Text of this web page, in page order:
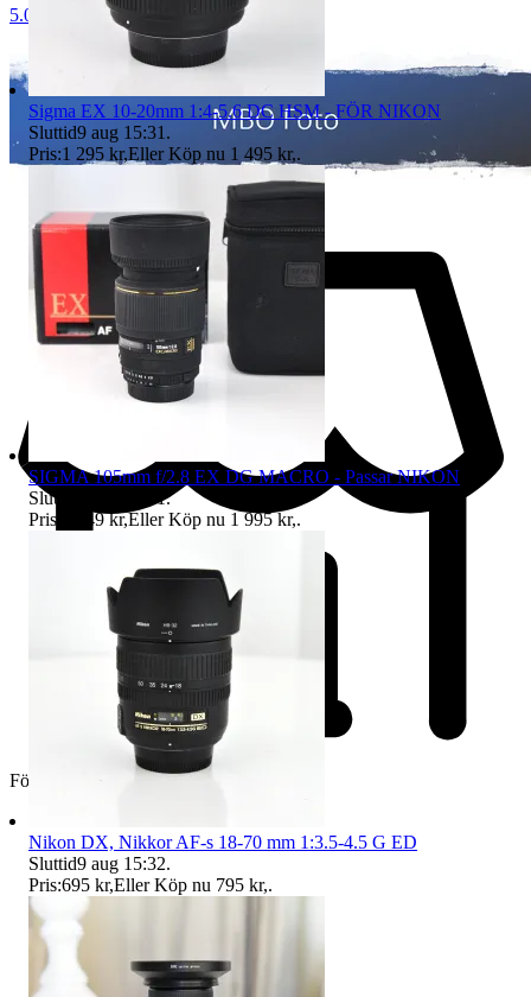
5.0
Företag
Sigma EX 10-20mm 1:4-5.6 DC HSM - FÖR NIKON
Sluttid9 aug 15:31 .
Pris:1 295 kr,Eller Köp nu 1 495 kr,.
SIGMA 105mm f/2.8 EX DG MACRO - Passar NIKON
Sluttid
9 aug 15:31.
Pris:
1 749 kr,Eller Köp nu 1 995 kr,.
Nikon DX, Nikkor AF-s 18-70 mm 1:3.5-4.5 G ED
Sluttid9 aug 15:32.
Pris:695 kr,Eller Köp nu 795 kr,.